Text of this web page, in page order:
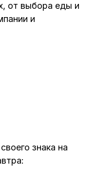
от выбора еды и
и
знака на